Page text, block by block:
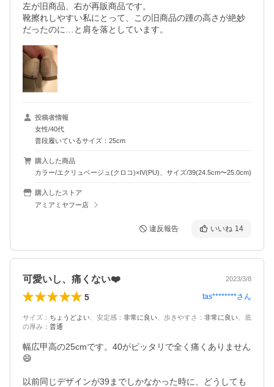
左が旧商品、右が再販商品です。
靴擦れしやすい私にとって、この旧商品の踵の高さが絶妙
だったのに…と肩を落としています。
投稿者情報
女性/40代
普段履いているサイズ：25cm
購入した商品
カラー/エクリュベージュ(クロコ)×IV(PU)、サイズ/39(24.5cm〜25.0cm)
購入したストア
アミアミヤフー店
違反報告 いいね 14
可愛いし、痛くない❤️ 2023/3/8
5 tas********さん
サイズ ： ちょうどよい 安定感 ： 非常に良い 歩きやすさ ： 非常に良い
底
の厚み ： 普通
幅広甲高の25cmです。40がピッタリで全く痛くありません
😄
以前同じデザインが39までしかなかった時に、どうしても